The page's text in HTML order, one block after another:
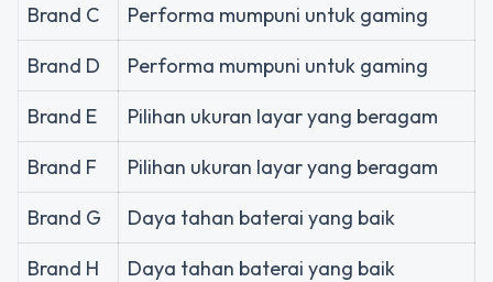
Brand C
Performa mumpuni untuk gaming
Brand D
Performa mumpuni untuk gaming
Brand E
Pilihan ukuran layar yang beragam
Brand F
Pilihan ukuran layar yang beragam
Brand G
Daya tahan baterai yang baik
Brand H
Daya tahan baterai yang baik